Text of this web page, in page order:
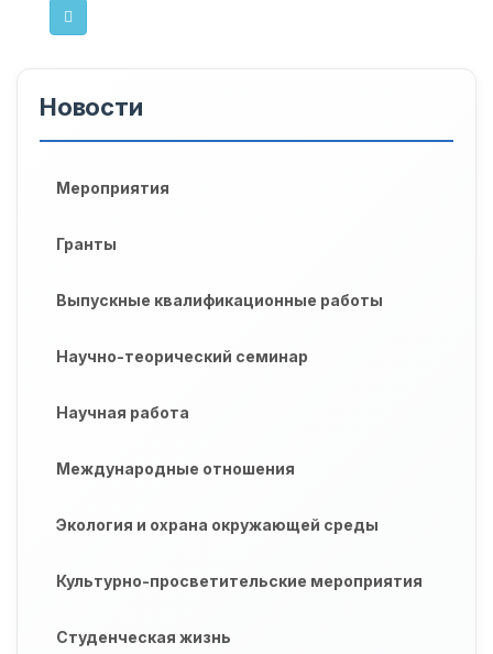
Новости
Мероприятия
Гранты
Выпускные квалификационные работы
Научно-теорический семинар
Научная работа
Международные отношения
Экология и охрана окружающей среды
Культурно-просветительские мероприятия
Студенческая жизнь